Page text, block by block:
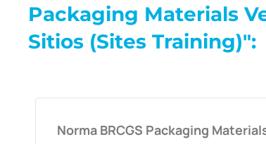
Packaging Materials
Sitios (Sites Training)":
Norma BRCGS Packaging